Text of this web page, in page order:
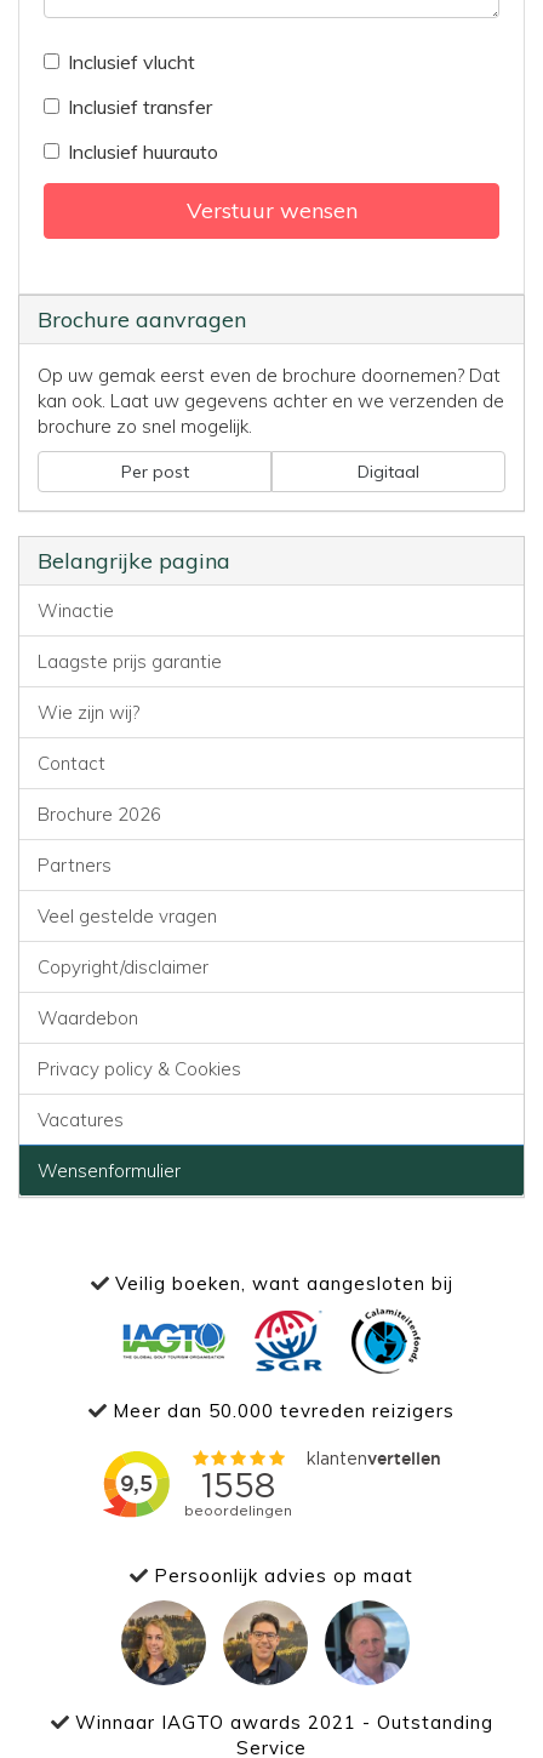
Inclusief vlucht
Inclusief transfer
Inclusief huurauto
Verstuur wensen
Brochure aanvragen
Op uw gemak eerst even de brochure doornemen? Dat
kan ook. Laat uw gegevens achter en we verzenden de
brochure zo snel mogelijk.
Per post Digitaal
Belangrijke pagina
Winactie
Laagste prijs garantie
Wie zijn wij?
Contact
Brochure 2026
Partners
Veel gestelde vragen
Copyright/disclaimer
Waardebon
Privacy policy & Cookies
Vacatures
Wensenformulier
Veilig boeken, want aangesloten bij
Meer dan 50.000 tevreden reizigers
Persoonlijk advies op maat
Winnaar IAGTO awards 2021 - Outstanding
Service